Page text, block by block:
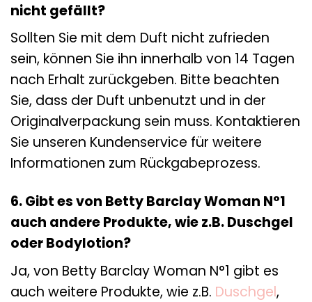
nicht gefällt?
Sollten Sie mit dem Duft nicht zufrieden
sein, können Sie ihn innerhalb von 14 Tagen
nach Erhalt zurückgeben. Bitte beachten
Sie, dass der Duft unbenutzt und in der
Originalverpackung sein muss. Kontaktieren
Sie unseren Kundenservice für weitere
Informationen zum Rückgabeprozess.
6. Gibt es von Betty Barclay Woman N°1
auch andere Produkte, wie z.B. Duschgel
oder Bodylotion?
Ja, von Betty Barclay Woman N°1 gibt es
auch weitere Produkte, wie z.B. Duschgel,